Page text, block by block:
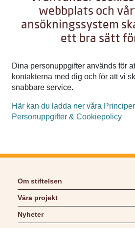
webbplats och
ansökningssystem
ett bra sätt
Dina personuppgifter används för
kontakterna med dig och för att vi
snabbare service.
Här kan du ladda ner våra
Personuppgifter & Cookiepolicy
Om stiftelsen
Våra projekt
Nyheter